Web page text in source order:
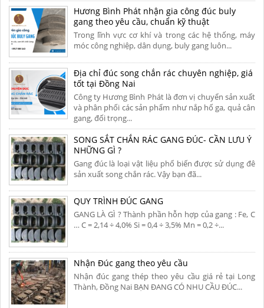
Hương Bình Phát nhận gia công đúc buly
gang theo yêu cầu, chuẩn kỹ thuật
Trong lĩnh vực cơ khí và trong các hệ thống, máy
móc công nghiệp, dân dụng, buly gang luôn...
Địa chỉ đúc song chắn rác chuyên nghiệp, giá
tốt tại Đồng Nai
Công ty Hương Bình Phát là đơn vị chuyển sản xuất
và phân phối các sản phẩm như nắp hố ga, quả cân
gang, đối trọng...
SONG SẮT CHẮN RÁC GANG ĐÚC- CẦN LƯU Ý
NHỮNG GÌ ?
Gang đúc là loại vật liệu phổ biến được sử dụng đê
sản xuất song chắn rác. Vậy bạn đã...
QUY TRÌNH ĐÚC GANG
GANG LÀ GÌ ? Thành phần hỗn hợp của gang : Fe, C
… C = 2,14 ÷ 4,0% Si = 0,4 ÷ 3,5% Mn = 0,2 ÷...
Nhận Đúc gang theo yêu cầu
Nhận đúc gang thép theo yêu cầu giá rẻ tại Long
Thành, Đồng Nai BẠN ĐANG CÓ NHU CẦU ĐÚC...